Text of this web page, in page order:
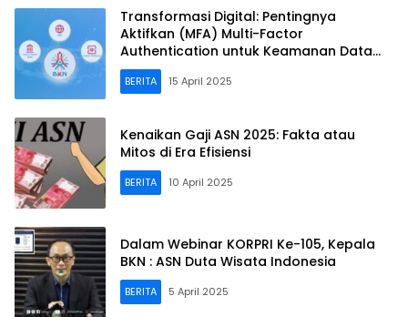
Transformasi Digital: Pentingnya
Aktifkan (MFA) Multi-Factor
Authentication untuk Keamanan Data
ASN
BERITA 15 April 2025
Kenaikan Gaji ASN 2025: Fakta atau
Mitos di Era Efisiensi
BERITA 10 April 2025
Dalam Webinar KORPRI Ke-105, Kepala
BKN : ASN Duta Wisata Indonesia
BERITA 5 April 2025